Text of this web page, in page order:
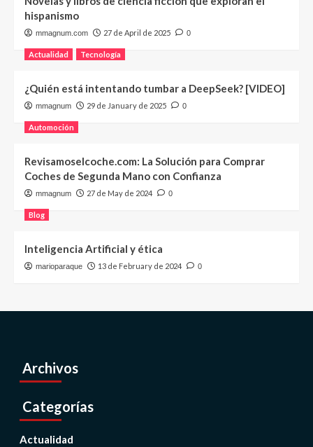
hispanismo
mmagnum.com 27 de April de 2025 0
Actualidad Tecnología
¿Quién está intentando tumbar a DeepSeek? [VIDEO]
mmagnum 29 de January de 2025 0
Automoción
Revisamoselcoche.com: La Solución para Comprar
Coches de Segunda Mano con Confianza
mmagnum 27 de May de 2024 0
Blog
Inteligencia Artificial y ética
marioparaque 13 de February de 2024 0
Archivos
Categorías
Actualidad